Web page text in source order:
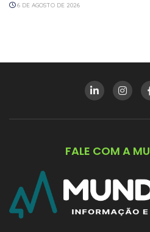
6 DE AGOSTO DE 2026
FALE COM A